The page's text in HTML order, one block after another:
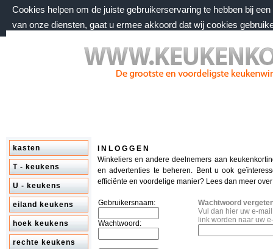
Cookies helpen om de juiste gebruikerservaring te hebben bij
van onze diensten, gaat u ermee akkoord dat wij cookies
zaterdag 8 augustus 2026, 03:01 uur
Welkom bij keukenkorting.nl
kasten
T - keukens
U - keukens
eiland keukens
hoek keukens
rechte keukens
I N L O G G E N
Winkeliers en andere deelnemers aan
en advertenties te beheren. Bent u ook
efficiënte en voordelige manier? Lees dan meer
Gebruikersnaam:
Wachtwoord:
Wachtwoord
Vul dan hier uw e-
link worden naar uw